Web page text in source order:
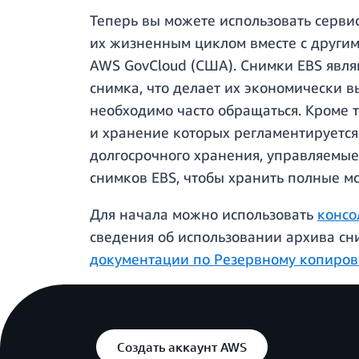
Теперь вы можете использовать
их жизненным циклом вместе с
AWS GovCloud (США). Снимки EBS
снимка, что делает их экономически
необходимо часто обращаться. Кроме
и хранение которых
долгосрочного хранения,
снимков EBS, чтобы хранить полные
Для начала можно использовать
сведения об использовании архива
документации по Резервному
Создать аккаунт AWS